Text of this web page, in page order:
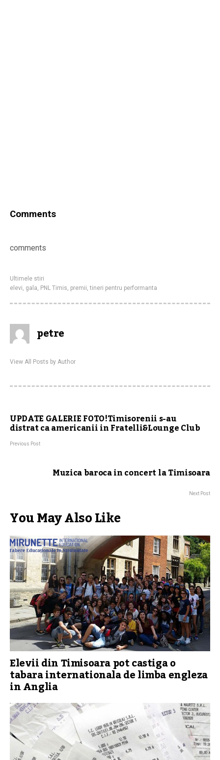
Comments
comments
Ultimele stiri
elevi, gala, PNL Timis, premii,tineri pentru performanta
petre
View All Posts by Author
UPDATE GALERIE FOTO!Timisorenii s-au
distrat ca americanii in Fratelli&Lounge Club
Previous Post
Muzica baroca in concert la Timisoara
Next Post
You May Also Like
Elevii din Timisoara pot castiga o
tabara internationala de limba engleza
in Anglia